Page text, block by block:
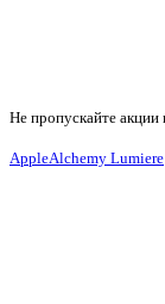
Не пропускайте
AppleAlchemy Lumiere